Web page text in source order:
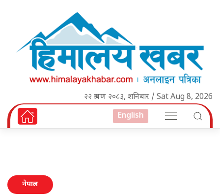
२२ श्रावण २०८३, शनिबार / Sat Aug 8, 2026
English
नेपाल